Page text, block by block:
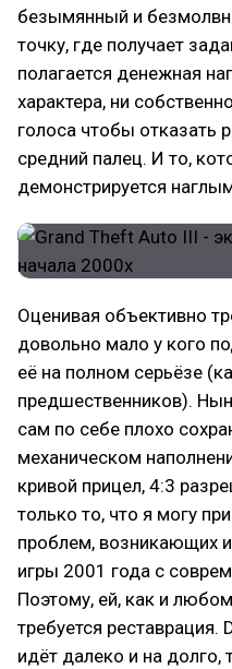
безымянный и
точку, где получает
полагается денежная
характера, ни
голоса чтобы отказать
средний палец. И то,
демонстрируется
Оценивая объективно
довольно мало у кого
её на полном серьёзе
предшественников).
сам по себе плохо
механическом
кривой прицел, 4:3
только то, что я могу
проблем, возникающих
игры 2001 года с
Поэтому, ей, как и
требуется
идёт далеко и на долго,